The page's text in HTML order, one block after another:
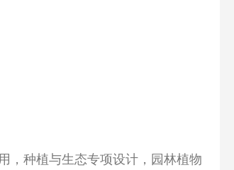
，种植与生态专项设计，园林植物